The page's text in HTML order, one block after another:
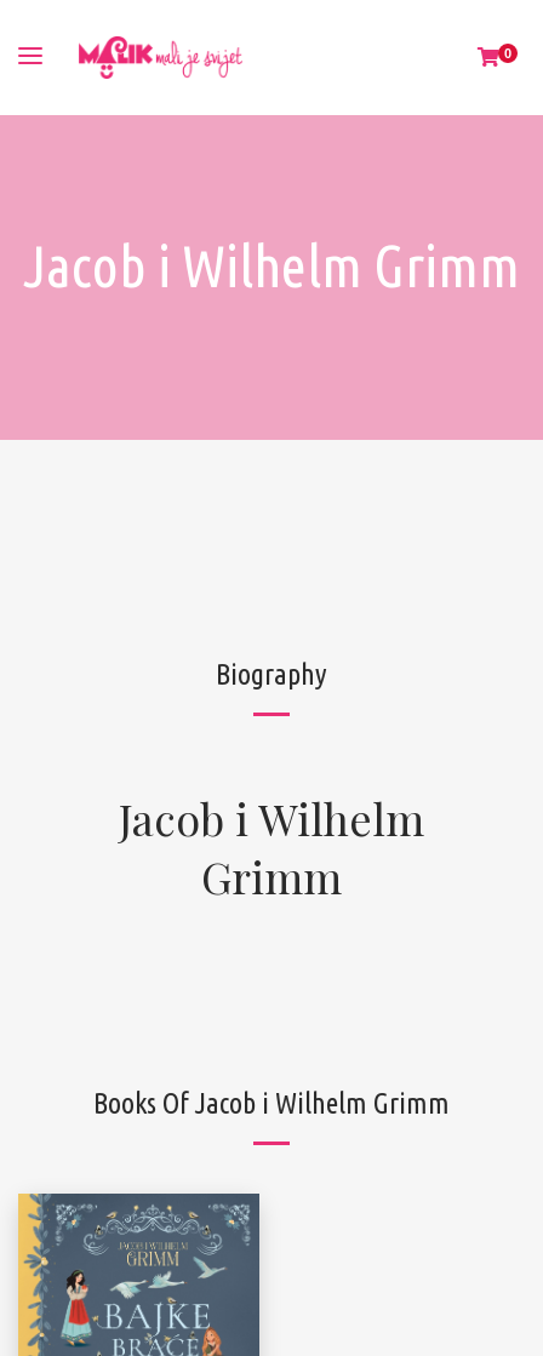
0
Jacob i Wilhelm Grimm
Biography
Jacob i Wilhelm
Grimm
Books Of Jacob i Wilhelm Grimm